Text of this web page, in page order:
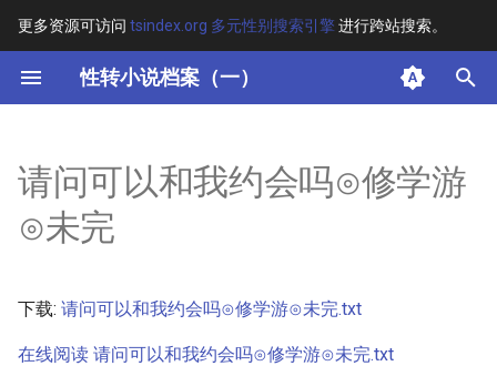
更多资源可访问 tsindex.org 多元性别搜索引擎进行跨站搜索。
性转小说档案（一）
键
开
始
索
其他信息 [Processed Page
Metadata]
请问可以和我约会吗⊙修学游
⊙未完
下载: 请问可以和我约会吗⊙修学游⊙未完.txt
在线阅读 请问可以和我约会吗⊙修学游⊙未完.txt